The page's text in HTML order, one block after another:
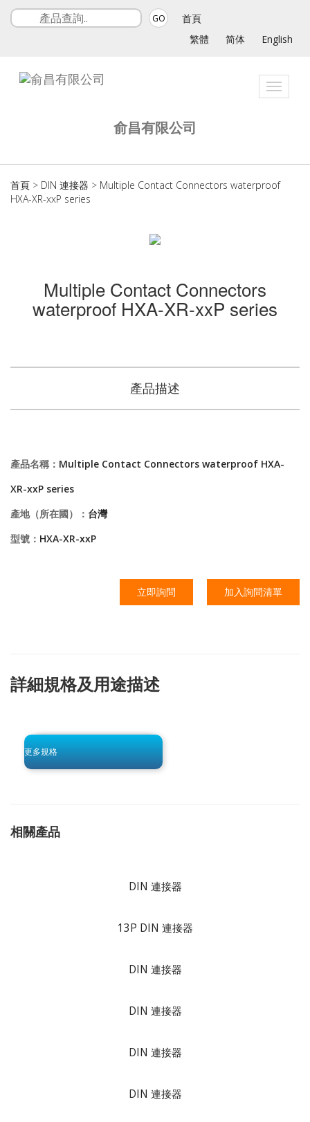
GO
首頁
繁體
简体 English
Toggle
俞昌有限公司
首頁 > DIN 連接器 > Multiple Contact Connectors waterproof
HXA-XR-xxP series
Multiple Contact Connectors
waterproof HXA-XR-xxP series
產品描述
產品名稱： Multiple Contact Connectors waterproof HXA-
XR-xxP series
產地（所在國）： 台灣
型號： HXA-XR-xxP
立即詢問 加入詢問清單
詳細規格及用途描述
更多規格
click to begin
-0 KB .pdf
相關產品
DIN 連接器
13P DIN 連接器
DIN 連接器
DIN 連接器
DIN 連接器
DIN 連接器